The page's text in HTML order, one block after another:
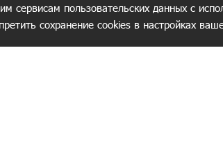
сервисам пользовательских данных с
сохранение cookies в настройках